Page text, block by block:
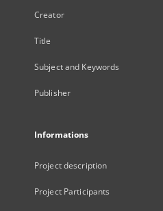
Creator
Title
Subject and Keywords
Publisher
Informations
Project description
Project Participants